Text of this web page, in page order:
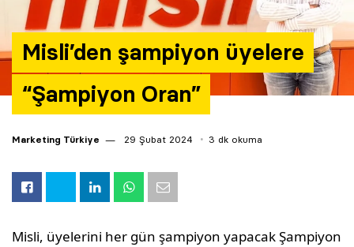
Misli’den şampiyon üyelere
“Şampiyon Oran”
Marketing Türkiye 29 Şubat 2024 3 dk okuma
Misli, üyelerini her gün şampiyon yapacak Şampiyon